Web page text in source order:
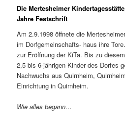
Die Mertesheimer
Jahre Festschrift
Am 2.9.1998 öffnete die
im Dorfgemeinschafts- haus ihre
zur Eröffnung der KiTa. Bis zu
2,5 bis 6-jährigen Kinder des Dorfes
Nachwuchs aus Quirnheim,
Einrichtung in Quirnheim.
Wie alles begann…